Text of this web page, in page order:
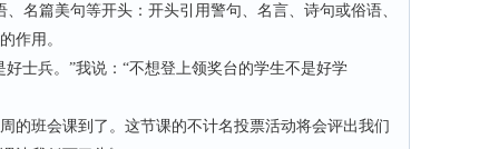
篇美句等开头：开头引用警句、名言、诗句或俗语、
作用。
兵。”我说：“不想登上领奖台的学生不是好学
班会课到了。这节课的不计名投票活动将会评出我们